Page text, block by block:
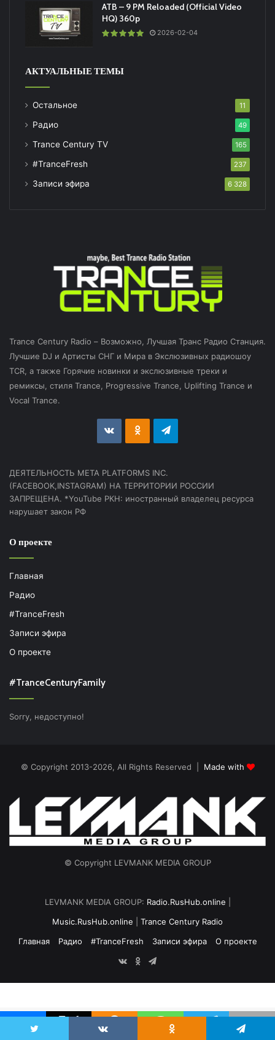
ATB – 9 PM Reloaded (Official Video
HQ) 360p
2026-02-04
АКТУАЛЬНЫЕ ТЕМЫ
Остальное 11
Радио 49
Trance Century TV 165
#TranceFresh 237
Записи эфира 6 328
Trance Century Radio – Возможно, Лучшая Транс Радио Станция.
Лучшие DJ и Артисты СНГ и Мира в Экслюзивных радиошоу
TCR, а также Горячие новинки и экслюзивные треки и
ремиксы, стиля Trance, Progressive Trance, Uplifting Trance и
Vocal Trance.
vk.com Odnoklassniki
Telegram
ДЕЯТЕЛЬНОСТЬ МЕТА PLATFORMS INC.
(FACEBOOK,INSTAGRAM) НА ТЕРРИТОРИИ РОССИИ
ЗАПРЕЩЕНА. *YouTube РКН: иностранный владелец ресурса
нарушает закон РФ
О проекте
Главная
Радио
#TranceFresh
Записи эфира
О проекте
#TranceCenturyFamily
Sorry, недоступно!
© Copyright 2013-2026, All Rights Reserved | Made with
© Copyright LEVMANK MEDIA GROUP
LEVMANK MEDIA GROUP: Radio.RusHub.online
Music.RusHub.online
Trance Century Radio
Главная
Радио #TranceFresh Записи эфира
О проекте
vk.com
Odnoklassniki
Telegram